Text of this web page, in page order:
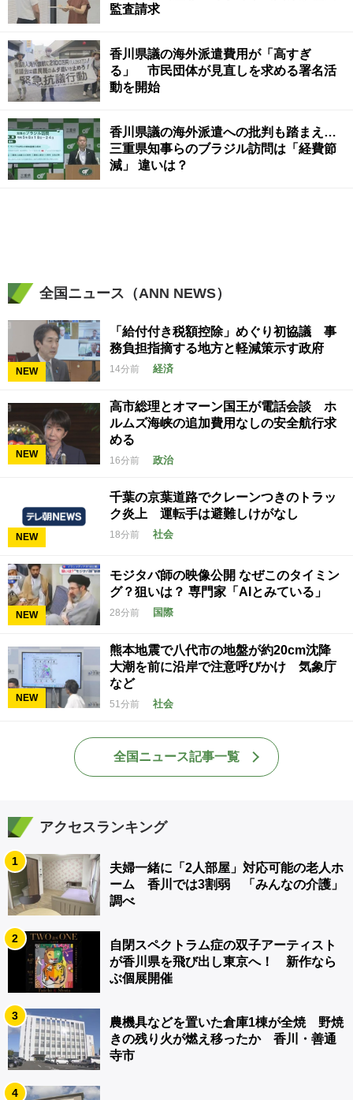
監査請求
香川県議の海外派遣費用が「高すぎ
る」 市民団体が見直しを求める署名活
動を開始
香川県議の海外派遣への批判も踏まえ…
三重県知事らのブラジル訪問は「経費節
減」 違いは？
全国ニュース（ANN NEWS）
NEW
「給付付き税額控除」めぐり初協議 事
務負担指摘する地方と軽減策示す政府
14分前 経済
NEW
高市総理とオマーン国王が電話会談 ホ
ルムズ海峡の追加費用なしの安全航行求
める
16分前 政治
NEW
千葉の京葉道路でクレーンつきのトラッ
ク炎上 運転手は避難しけがなし
18分前 社会
NEW
モジタバ師の映像公開 なぜこのタイミン
グ？狙いは？ 専門家「AIとみている」
28分前 国際
NEW
熊本地震で八代市の地盤が約20cm沈降
大潮を前に沿岸で注意呼びかけ 気象庁
など
51分前 社会
全国ニュース記事一覧
アクセスランキング
1
夫婦一緒に「2人部屋」対応可能の老人ホ
ーム 香川では3割弱 「みんなの介護」
調べ
2
自閉スペクトラム症の双子アーティスト
が香川県を飛び出し東京へ！ 新作なら
ぶ個展開催
3
農機具などを置いた倉庫1棟が全焼 野焼
きの残り火が燃え移ったか 香川・善通
寺市
4